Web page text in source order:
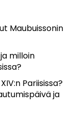
Maubuissonin
milloin
Pariisissa?
ja